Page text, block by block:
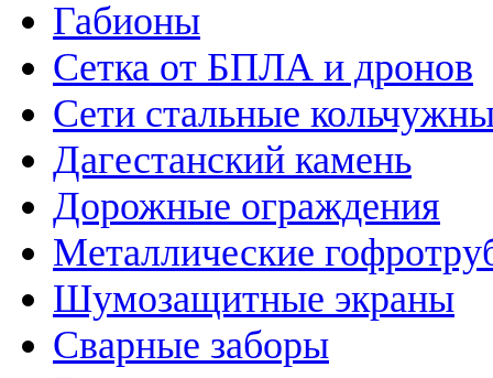
Габионы
Сетка от БПЛА и дронов
Сети стальные
Дагестанский камень
Дорожные ограждения
Металлические
Шумозащитные экраны
Сварные заборы